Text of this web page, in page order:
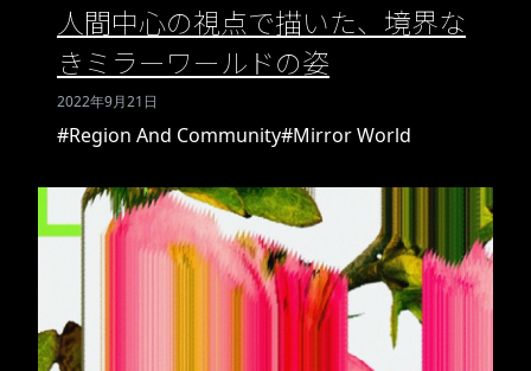
人間中心の視点で描いた、境界な
きミラーワールドの姿
2022年9月21日
#Region And Community#Mirror World